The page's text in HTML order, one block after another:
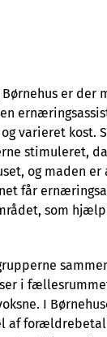
Børnehus er der
varieret kost.
stimuleret,
og maden er
får
som
i
I
af